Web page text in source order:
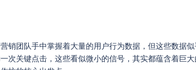
销团队手中掌握着大量的用户行为数据，但这些数据
次关键点击，这些看似微小的信号，其实都蕴含着巨